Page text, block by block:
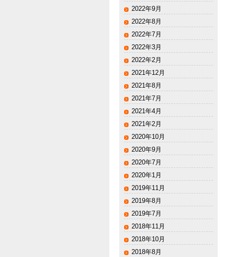
2022年9月
2022年8月
2022年7月
2022年3月
2022年2月
2021年12月
2021年8月
2021年7月
2021年4月
2021年2月
2020年10月
2020年9月
2020年7月
2020年1月
2019年11月
2019年8月
2019年7月
2018年11月
2018年10月
2018年8月